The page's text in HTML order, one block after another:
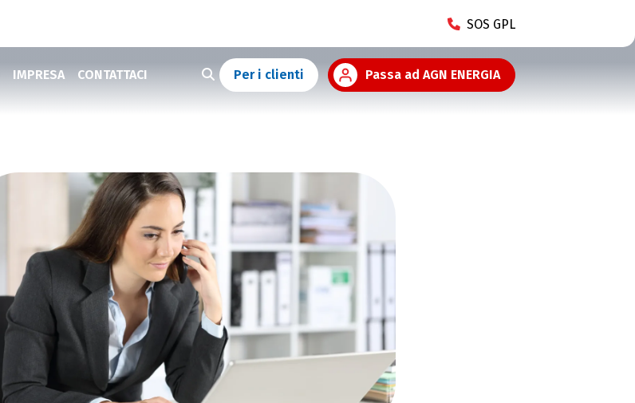
SOS GPL
IMPRESA CONTATTACI Per i clienti Passa ad AGN ENERGIA